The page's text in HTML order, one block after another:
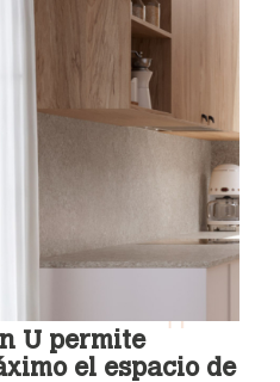
U permite
el espacio de